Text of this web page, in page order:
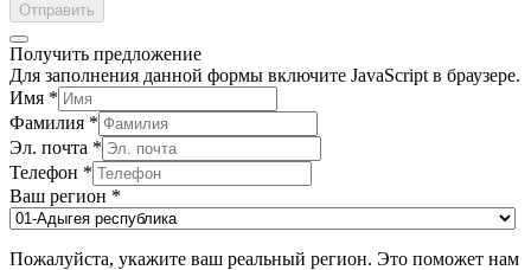
Отправить
Получить предложение
Для заполнения данной формы включите JavaScript в браузере.
Имя *
Фамилия *
Эл. почта *
Телефон *
Ваш регион *
Пожалуйста, укажите ваш реальный регион. Это поможет нам